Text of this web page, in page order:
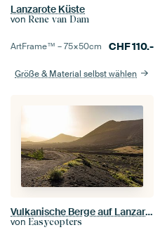
Lanzarote Küste
von Rene van Dam
ArtFrame™ –75×50cm CHF110.-
Größe & Material selbst wählen
Vulkanische Berge auf Lanzarote
von Easycopters